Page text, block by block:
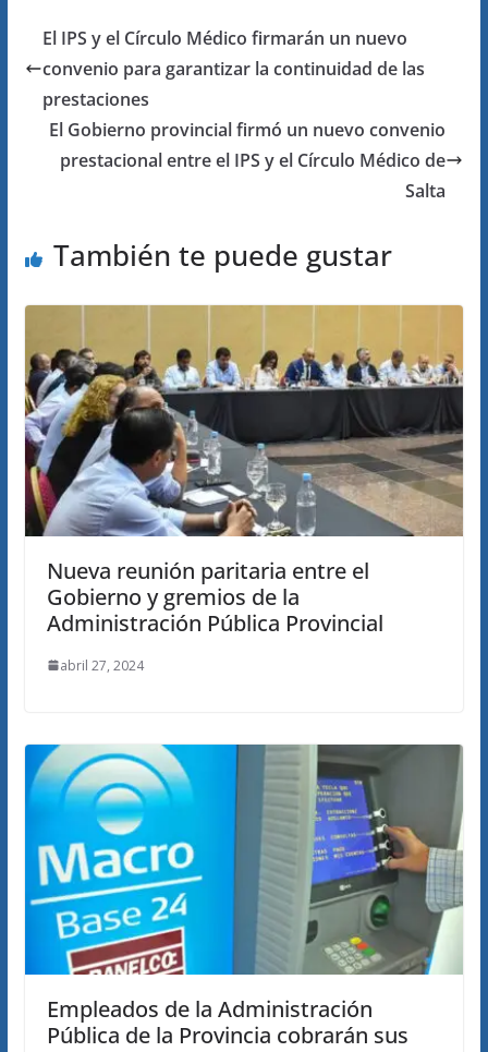
El IPS y el Círculo Médico firmarán un nuevo
convenio para garantizar la continuidad de las
prestaciones
El Gobierno provincial firmó un nuevo convenio
prestacional entre el IPS y el Círculo Médico de
Salta
También te puede gustar
Nueva reunión paritaria entre el
Gobierno y gremios de la
Administración Pública Provincial
abril 27, 2024
Empleados de la Administración
Pública de la Provincia cobrarán sus